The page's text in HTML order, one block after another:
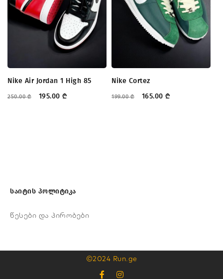
Nike Air Jordan 1 High 85
250.00₾ 195.00 ₾
Nike Cortez
199.00₾ 165.00 ₾
საიტის პოლიტიკა
წესები და პირობები
©2024 Run.ge